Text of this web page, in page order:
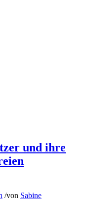
und ihre
/von Sabine